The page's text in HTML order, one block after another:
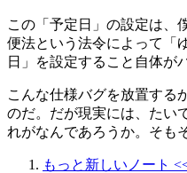
この「予定日」の設定は、
便法という法令によって「
日」を設定すること自体が
こんな仕様バグを放置する
のだ。だが現実には、たい
れがなんであろうか。そも
もっと新しいノート